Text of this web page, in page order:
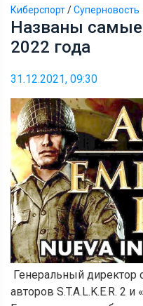
Киберспорт/Суперновость
Названы
2022 года
31.12.2021, 09:30
Генеральный директор
авторов S.T.A.L.K.E.R. 2